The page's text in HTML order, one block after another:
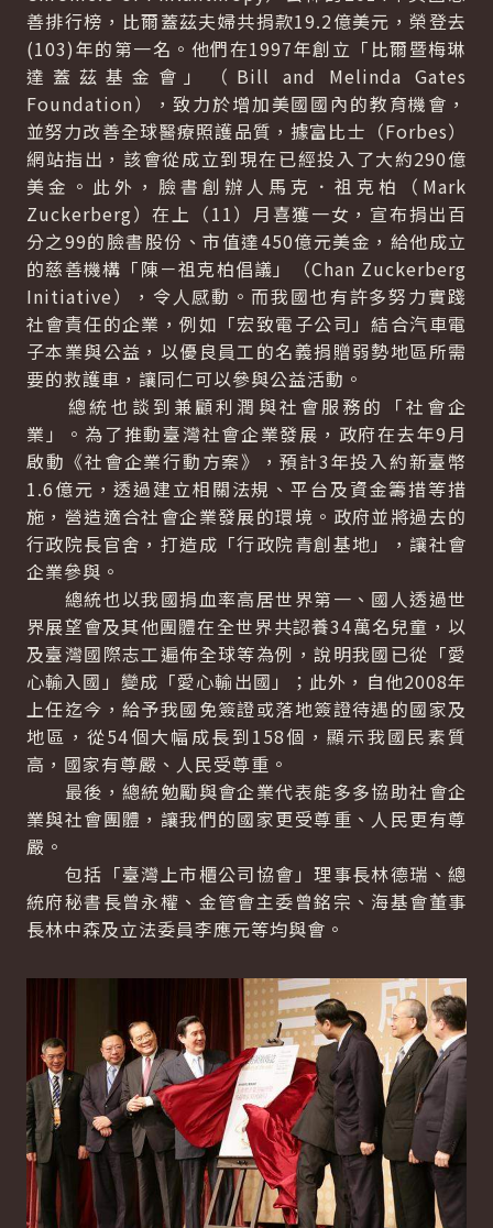
善排行榜，比爾蓋茲夫婦共捐款19.2億美元，榮登去
(103)年的第一名。他們在1997年創立「比爾暨梅琳
達蓋茲基金會」（Bill and Melinda Gates
Foundation），致力於增加美國國內的教育機會，
並努力改善全球醫療照護品質，據富比士（Forbes）
網站指出，該會從成立到現在已經投入了大約290億
美金。此外，臉書創辦人馬克．祖克柏（Mark
Zuckerberg）在上（11）月喜獲一女，宣布捐出百
分之99的臉書股份、市值達450億元美金，給他成立
的慈善機構「陳－祖克柏倡議」（Chan Zuckerberg
Initiative），令人感動。而我國也有許多努力實踐
社會責任的企業，例如「宏致電子公司」結合汽車電
子本業與公益，以優良員工的名義捐贈弱勢地區所需
要的救護車，讓同仁可以參與公益活動。
總統也談到兼顧利潤與社會服務的「社會企
業」。為了推動臺灣社會企業發展，政府在去年9月
啟動《社會企業行動方案》，預計3年投入約新臺幣
1.6億元，透過建立相關法規、平台及資金籌措等措
施，營造適合社會企業發展的環境。政府並將過去的
行政院長官舍，打造成「行政院青創基地」，讓社會
企業參與。
總統也以我國捐血率高居世界第一、國人透過世
界展望會及其他團體在全世界共認養34萬名兒童，以
及臺灣國際志工遍佈全球等為例，說明我國已從「愛
心輸入國」變成「愛心輸出國」；此外，自他2008年
上任迄今，給予我國免簽證或落地簽證待遇的國家及
地區，從54個大幅成長到158個，顯示我國民素質
高，國家有尊嚴、人民受尊重。
最後，總統勉勵與會企業代表能多多協助社會企
業與社會團體，讓我們的國家更受尊重、人民更有尊
嚴。
包括「臺灣上市櫃公司協會」理事長林德瑞、總
統府秘書長曾永權、金管會主委曾銘宗、海基會董事
長林中森及立法委員李應元等均與會。